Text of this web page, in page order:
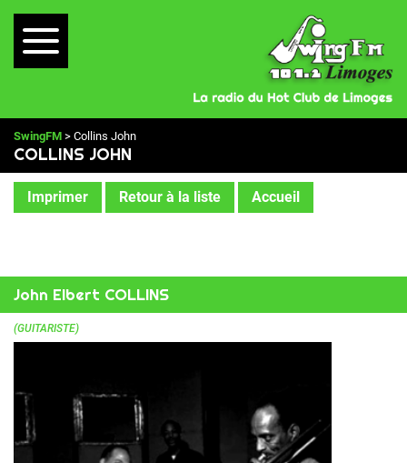
SwingFM > Collins John
COLLINS JOHN
Imprimer Retour à la liste Accueil
John Elbert COLLINS
(GUITARISTE)